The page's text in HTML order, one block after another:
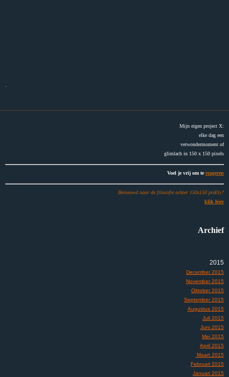
.
Mijn eigen project X:
elke dag een
verwondermoment of
glimlach in 150 x 150 pixels
Voel je vrij om te reageren
Benieuwd naar de filosofie achter 150x150 pixEls?
klik hier
Archief
2015
December 2015
November 2015
Oktober 2015
September 2015
Augustus 2015
Juli 2015
Juni 2015
Mei 2015
April 2015
Maart 2015
Februari 2015
Januari 2015